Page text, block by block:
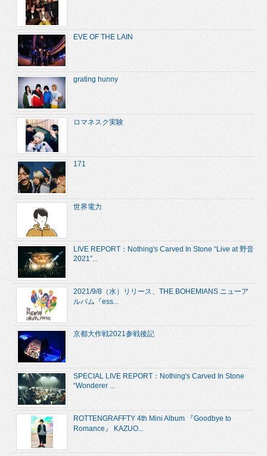
EVE OF THE LAIN
grating hunny
ロマネスク実験
171
世界電力
LIVE REPORT：Nothing's Carved In Stone “Live at 野音
2021”...
2021/9/8（水）リリース、THE BOHEMIANS ニューア
ルバム『ess...
京都大作戦2021参戦後記
SPECIAL LIVE REPORT：Nothing's Carved In Stone
“Wonderer ...
ROTTENGRAFFTY 4th Mini Album 『Goodbye to
Romance』 KAZUO...